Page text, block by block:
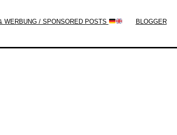
WERBUNG / SPONSORED POSTS BLOGGER